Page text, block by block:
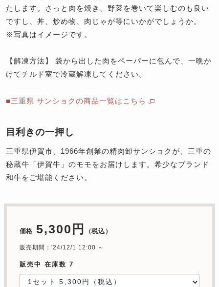
たします。さっと肉を焼き、野菜を巻いて楽しむのも良い
ですし、丼、炒め物、肉じゃが等にいかがでしょうか。
※写真はイメージです。
【解凍方法】 袋から出した肉をペーパーに包んで、一晩か
けてチルド室で冷蔵解凍してください。
■三重県 サンショクの商品一覧はこちら
目利きの一押し
三重県伊賀市、1966年創業の精肉卸サンショクが、三重の
秘蔵牛「伊賀牛」のモモをお届けします。希少なブランド
和牛をご堪能ください。
価格 5,300円 （税込）
販売期間：'24/12/1 12:00 ～
販売中 在庫数 7